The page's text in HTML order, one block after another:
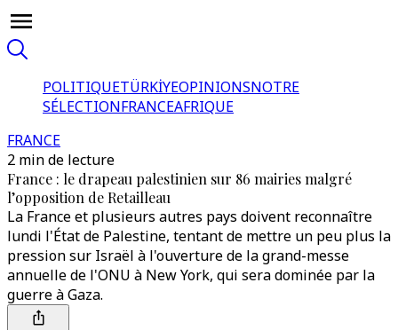
POLITIQUETÜRKİYEOPINIONSNOTRE
SÉLECTIONFRANCEAFRIQUE
FRANCE
2 min de lecture
France : le drapeau palestinien sur 86 mairies malgré
l’opposition de Retailleau
La France et plusieurs autres pays doivent reconnaître
lundi l'État de Palestine, tentant de mettre un peu plus la
pression sur Israël à l'ouverture de la grand-messe
annuelle de l'ONU à New York, qui sera dominée par la
guerre à Gaza.